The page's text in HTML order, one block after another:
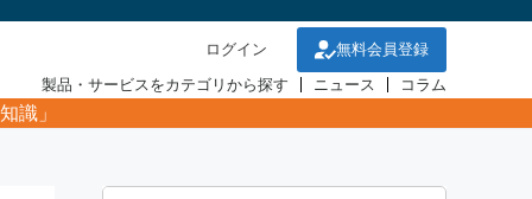
ログイン
無料会員登録
製品・サービスをカテゴリから探す
ニュース コラム
識」